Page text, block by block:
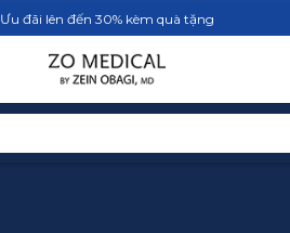
Ưu đãi lên đến 30% kèm quà tặng